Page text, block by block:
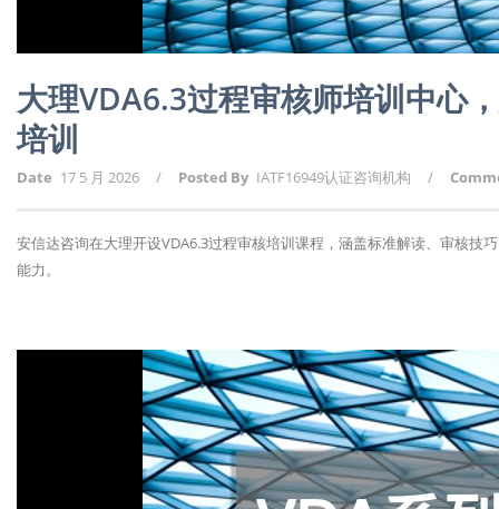
大理VDA6.3过程审核师培训中心
培训
Date 17 5 月 2026 / Posted By IATF16949认证咨询机构 /
安信达咨询在大理开设VDA6.3过程审核培训课程，涵盖标准解读、审核
能力。